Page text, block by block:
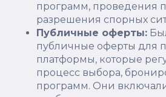
программ, проведения
разрешения спорных
Публичные оферты:
публичные оферты для
платформы, которые
процесс выбора,
программ. Они